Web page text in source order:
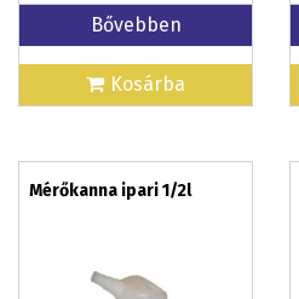
Bővebben
Kosárba
Mérőkanna ipari 1/2l